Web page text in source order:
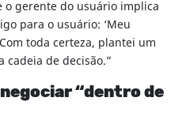
o gerente do usuário implica
para o usuário: ‘Meu
toda certeza, plantei um
cadeia de decisão.”
“dentro de